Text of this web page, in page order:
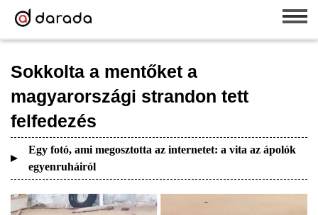
Sokkolta a mentőket a
magyarországi strandon tett
felfedezés
Egy fotó, ami megosztotta az internetet: a vita az ápolók
egyenruháiról